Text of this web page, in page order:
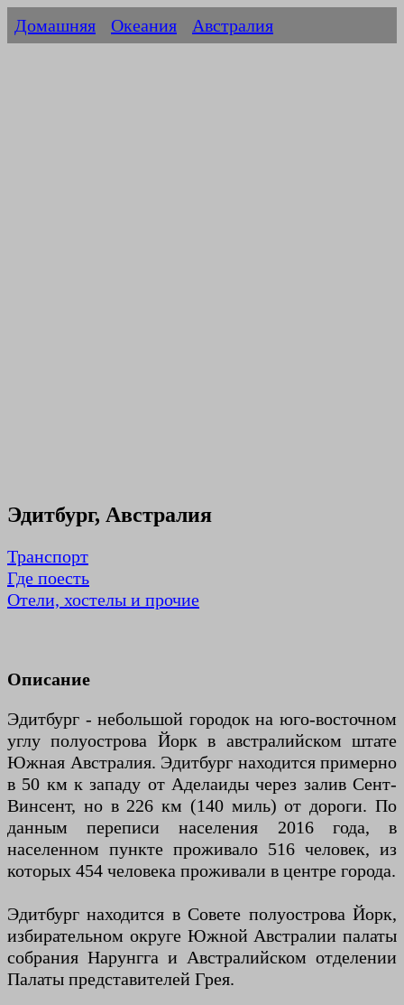
Домашняя Океания Австралия
Эдитбург, Австралия
Транспорт
Где поесть
Отели, хостелы и прочие
Описание
Эдитбург - небольшой городок на юго-восточном
углу полуострова Йорк в австралийском штате
Южная Австралия. Эдитбург находится примерно
в 50 км к западу от Аделаиды через залив Сент-
Винсент, но в 226 км (140 миль) от дороги. По
данным переписи населения 2016 года, в
населенном пункте проживало 516 человек, из
которых 454 человека проживали в центре города.
Эдитбург находится в Совете полуострова Йорк,
избирательном округе Южной Австралии палаты
собрания Нарунгга и Австралийском отделении
Палаты представителей Грея.